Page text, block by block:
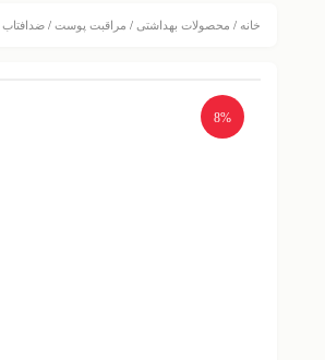
خانه / محصولات بهداشتی / مراقبت پوست / ضدافتاب
8%